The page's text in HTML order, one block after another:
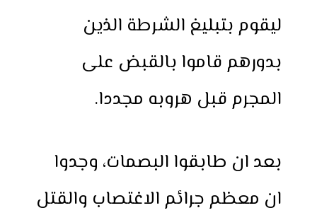
ليقوم بتبليغ الشرطة الذين
بدورهم قاموا بالقبض على
المجرم قبل هروبه مجددا.
بعد ان طابقوا البصمات، وجدوا
ان معظم جرائم الاغتصاب والقتل